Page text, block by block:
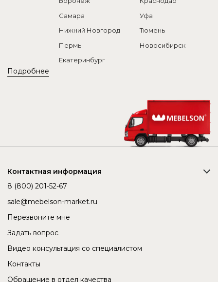
Подробнее
Самара
Уфа
Нижний Новгород
Тюмень
Пермь
Новосибирск
Екатеринбург
Контактная информация
8 (800) 201-52-67
sale@mebelson-market.ru
Перезвоните мне
Задать вопрос
Видео консультация со специалистом
Контакты
Обращение в отдел качества